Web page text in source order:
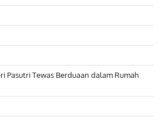
Pasutri Tewas Berduaan dalam Rumah